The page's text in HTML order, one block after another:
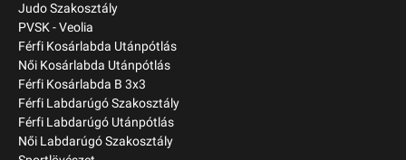
Judo Szakosztály
PVSK - Veolia
Férfi Kosárlabda Utánpótlás
Női Kosárlabda Utánpótlás
Férfi Kosárlabda B 3x3
Férfi Labdarúgó Szakosztály
Férfi Labdarúgó Utánpótlás
Női Labdarúgó Szakosztály